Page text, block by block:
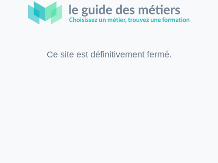
Ce site est définitivement fermé.